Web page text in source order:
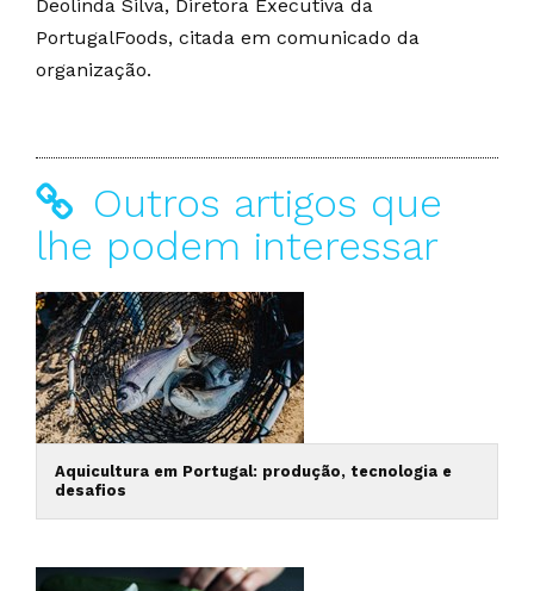
Deolinda Silva, Diretora Executiva da
PortugalFoods, citada em comunicado da
organização.
Outros artigos que
lhe podem interessar
Aquicultura em Portugal: produção, tecnologia e
desafios